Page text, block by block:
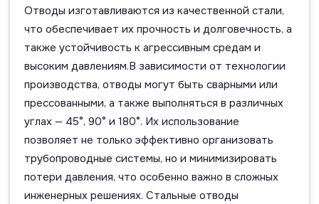
Отводы изготавливаются из качественной стали,
что обеспечивает их прочность и долговечность, а
также устойчивость к агрессивным средам и
высоким давлениям.В зависимости от технологии
производства, отводы могут быть сварными или
прессованными, а также выполняться в различных
углах — 45°, 90° и 180°. Их использование
позволяет не только эффективно организовать
трубопроводные системы, но и минимизировать
потери давления, что особенно важно в сложных
инженерных решениях. Стальные отводы